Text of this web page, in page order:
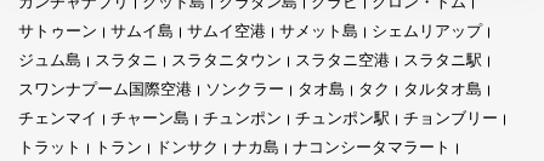
冒険心を持つ人にとって、カオソック国立公園
は抗えない呼び
声のようなものです。この広大なスラタニ県の風景に位置する
緑豊かな熱帯雨林の中を歩くことを想像してみてください。ど
の曲がり角も新しい植物や動物と出会います。森林の音、鳥の
サトゥーン
サムイ島 サムイ空港 サメット島
シェムリアップ
ジュム島
スラタニ スラタニタウン スラタニ空港
スラタニ駅
スワンナプーム国際空港
ソンクラー タオ島 タク
タルタオ島
チェンマイ
チャーン島 チュンポン チュンポン駅
チョンブリー
トラット
トラン ドンサク ナカ島
ナコンシータマラート